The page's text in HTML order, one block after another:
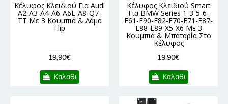
Κέλυφος Κλειδιού Για Audi
A2-A3-A4-A6-A6L-A8-Q7-
TT Με 3 Κουμπιά & Λάμα
Flip
19,90€
Καλαθι
Κέλυφος Κλειδιού Smart
Για BMW Series 1-3-5-6-
E61-E90-E82-E70-E71-E87-
E88-E89-X5-X6 Με 3
Κουμπιά & Μπαταρία Στο
Κέλυφος
19,90€
Καλαθι